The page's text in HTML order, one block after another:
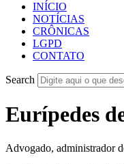
INÍCIO
NOTÍCIAS
CRÔNICAS
LGPD
CONTATO
Search
Eurípedes
Advogado, administrador